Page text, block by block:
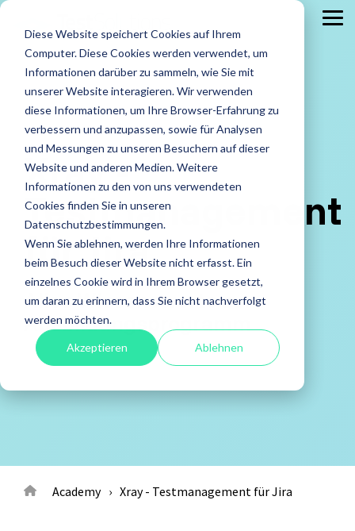
Diese Website speichert Cookies auf Ihrem
Computer. Diese Cookies werden verwendet, um
Informationen darüber zu sammeln, wie Sie mit
unserer Website interagieren. Wir verwenden
diese Informationen, um Ihre Browser-Erfahrung zu
verbessern und anzupassen, sowie für Analysen
und Messungen zu unseren Besuchern auf dieser
Website und anderen Medien. Weitere
Informationen zu den von uns verwendeten
Cookies finden Sie in unseren
Datenschutzbestimmungen.
Wenn Sie ablehnen, werden Ihre Informationen
beim Besuch dieser Website nicht erfasst. Ein
einzelnes Cookie wird in Ihrem Browser gesetzt,
um daran zu erinnern, dass Sie nicht nachverfolgt
werden möchten.
Akzeptieren Ablehnen
Skip
main
content.Leistungen
Alle anzeigen
Agiles Testen
API Testing
Last- und Performance
Nutzerabnahmetest / UAT
Offshore Test Center
Leistungen
Penetration Testing
Standardsoftware
Test Factory Services
Testautomatisierung
Testberatung
Testmanagement
Leistungen
Studies.
ISTQB Certified Tester
Foundation Level
AI Testing
Testing with GenAI
Test Management
Test Analyst
Test Automation Engineering
Agile Tester
IREB Certified
Professional for
Requirements
Engineering
Xray -
Testmanagement
für Jira
Alles Wissenswerte zum
Ausbildungsprogramm
Academy Xray - Testmanagement für Jira